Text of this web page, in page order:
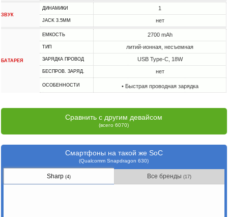
ЗВУК
ДИНАМИКИ 1
JACK 3.5MM нет
БАТАРЕЯ
ЕМКОСТЬ 2700 mAh
ТИП литий-ионная, несъемная
ЗАРЯДКА ПРОВОД USB Type-C, 18W
БЕСПРОВ. ЗАРЯД. нет
ОСОБЕННОСТИ • Быстрая проводная зарядка
Сравнить с другим девайсом
(всего 6070)
Смартфоны на такой же SoC
(Qualcomm Snapdragon 630)
Sharp(4) Все бренды(17)